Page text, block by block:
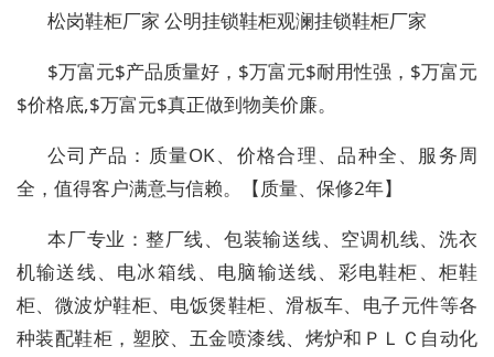
松岗鞋柜厂家 公明挂锁鞋柜观澜挂锁鞋柜厂家
$万富元$产品质量好，$万富元$耐用性强，$万富元
$价格底,$万富元$真正做到物美价廉。
公司产品：质量OK、价格合理、品种全、服务周
全，值得客户满意与信赖。【质量、保修2年】
本厂专业：整厂线、包装输送线、空调机线、洗衣
机输送线、电冰箱线、电脑输送线、彩电鞋柜、柜鞋
柜、微波炉鞋柜、电饭煲鞋柜、滑板车、电子元件等各
种装配鞋柜，塑胶、五金喷漆线、烤炉和ＰＬＣ自动化